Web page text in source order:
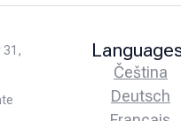
31,
Čeština
Deutsch